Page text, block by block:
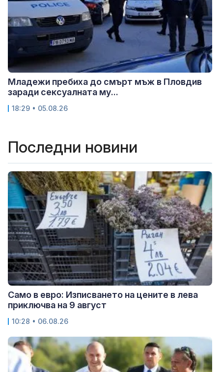
Младежи пребиха до смърт мъж в Пловдив
заради сексуалната му...
18:29 • 05.08.26
Последни новини
Само в евро: Изписването на цените в лева
приключва на 9 август
10:28 • 06.08.26